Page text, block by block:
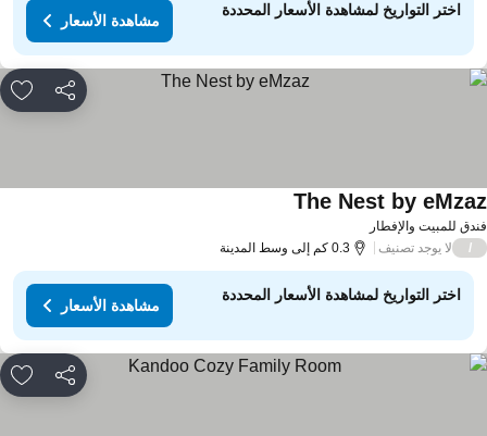
اختر التواريخ لمشاهدة الأسعار المحددة
مشاهدة الأسعار
مشاركة
للمبيت والإفطار
The Nest by
لا يوجد تصنيف 0.3 كم إلى وسط المدينة
اختر التواريخ لمشاهدة الأسعار المحددة
مشاهدة الأسعار
مشاركة